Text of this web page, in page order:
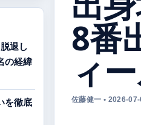
8番
ィ
佐藤健一 • 2026-
退し
の経緯
を徹底